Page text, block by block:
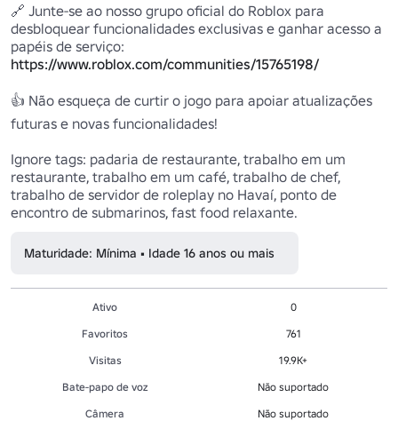
🔗 Junte-se ao nosso grupo oficial do Roblox para
desbloquear funcionalidades exclusivas e ganhar acesso a
https://www.roblox.com/communities/15765198/
👍 Não esqueça de curtir o jogo para apoiar atualizações
futuras e novas funcionalidades!
Ignore tags: padaria de restaurante, trabalho em um
restaurante, trabalho em um café, trabalho de chef,
trabalho de servidor de roleplay no Havaí, ponto de
encontro de submarinos, fast food relaxante.
Maturidade: Mínima • Idade 16 anos ou mais
Ativo
0
Favoritos
761
Visitas
19.9K+
Bate-papo de voz
Não suportado
Câmera
Não suportado